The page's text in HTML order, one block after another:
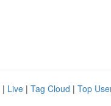
| Live | Tag Cloud | Top